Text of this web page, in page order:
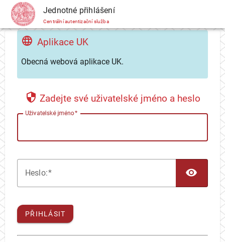
CAS Jednotné přihlášení
Centrální autentizační služba
Aplikace UK
Obecná webová aplikace UK.
Zadejte své uživatelské jméno a heslo
Uživatelské jméno
Heslo:
PŘIHLÁSIT